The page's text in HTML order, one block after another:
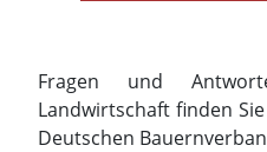
Fragen und
Landwirtschaft finden
Deutschen